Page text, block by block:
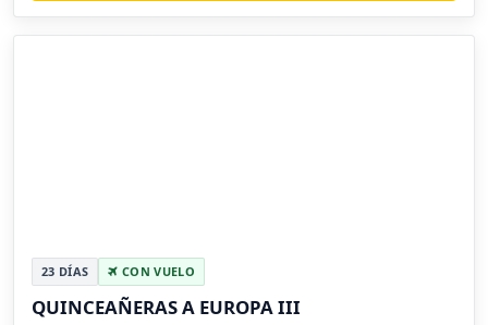
23 DÍAS CON VUELO
QUINCEAÑERAS A EUROPA III